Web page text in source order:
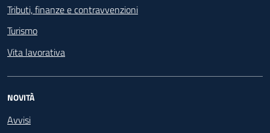
Tributi, finanze e contravvenzioni
Turismo
Vita lavorativa
NOVITÀ
Avvisi